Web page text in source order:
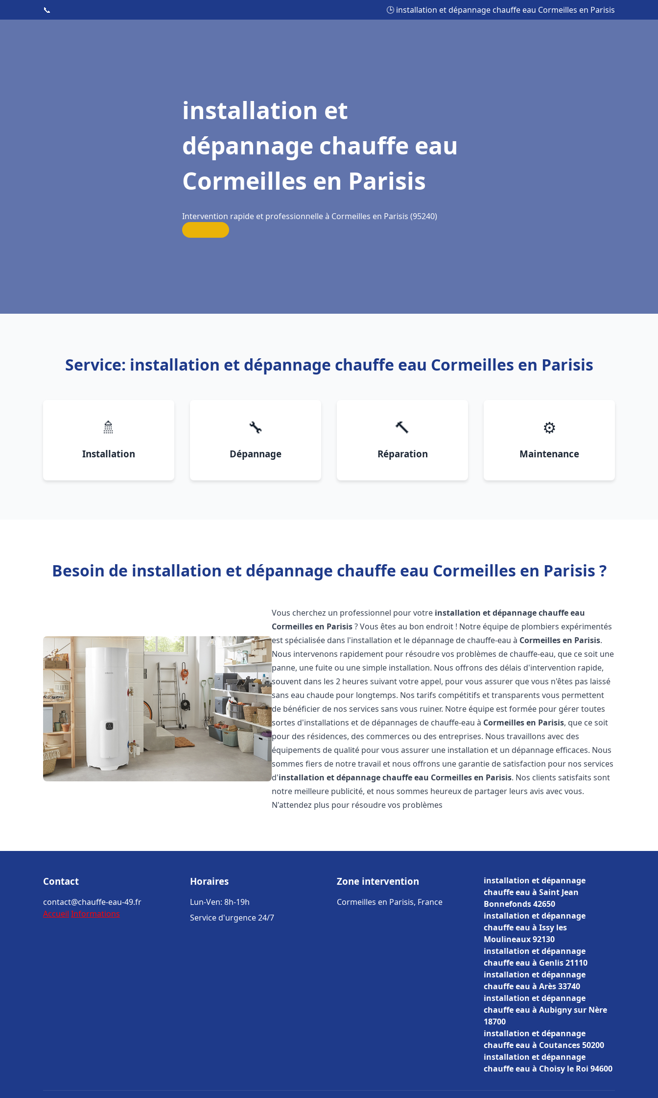
📞 🕒 installation et dépannage chauffe eau Cormeilles en Parisis
installation et
dépannage chauffe eau
Cormeilles en Parisis
Intervention rapide et professionnelle à Cormeilles en Parisis (95240)
Service: installation et dépannage chauffe eau Cormeilles en Parisis
🚿
Installation
🔧
Dépannage
🔨
Réparation
⚙️
Maintenance
Besoin de installation et dépannage chauffe eau Cormeilles en Parisis ?
Vous cherchez un professionnel pour votre installation et dépannage chauffe eau
Cormeilles en Parisis? Vous êtes au bon endroit ! Notre équipe de plombiers expérimentés
est spécialisée dans l'installation et le dépannage de chauffe-eau à Cormeilles en Parisis.
Nous intervenons rapidement pour résoudre vos problèmes de chauffe-eau, que ce soit une
panne, une fuite ou une simple installation. Nous offrons des délais d'intervention rapide,
souvent dans les 2 heures suivant votre appel, pour vous assurer que vous n'êtes pas laissé
sans eau chaude pour longtemps. Nos tarifs compétitifs et transparents vous permettent
de bénéficier de nos services sans vous ruiner. Notre équipe est formée pour gérer toutes
sortes d'installations et de dépannages de chauffe-eau à Cormeilles en Parisis, que ce soit
pour des résidences, des commerces ou des entreprises. Nous travaillons avec des
équipements de qualité pour vous assurer une installation et un dépannage efficaces. Nous
sommes fiers de notre travail et nous offrons une garantie de satisfaction pour nos services
d'installation et dépannage chauffe eau Cormeilles en Parisis. Nos clients satisfaits sont
notre meilleure publicité, et nous sommes heureux de partager leurs avis avec vous.
N'attendez plus pour résoudre vos problèmes
Contact
contact@chauffe-eau-49.fr
Accueil Informations
Horaires
Lun-Ven: 8h-19h
Service d'urgence 24/7
Zone intervention
Cormeilles en Parisis, France
installation et dépannage
chauffe eau à Saint Jean
Bonnefonds 42650
installation et dépannage
chauffe eau à Issy les
Moulineaux 92130
installation et dépannage
chauffe eau à Genlis 21110
installation et dépannage
chauffe eau à Arès 33740
installation et dépannage
chauffe eau à Aubigny sur Nère
18700
installation et dépannage
chauffe eau à Coutances 50200
installation et dépannage
chauffe eau à Choisy le Roi 94600